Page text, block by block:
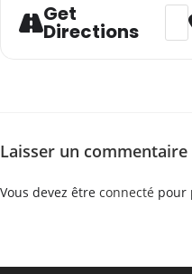
Get
Directions
Laisser un commentaire
Vous devez être connecté pour